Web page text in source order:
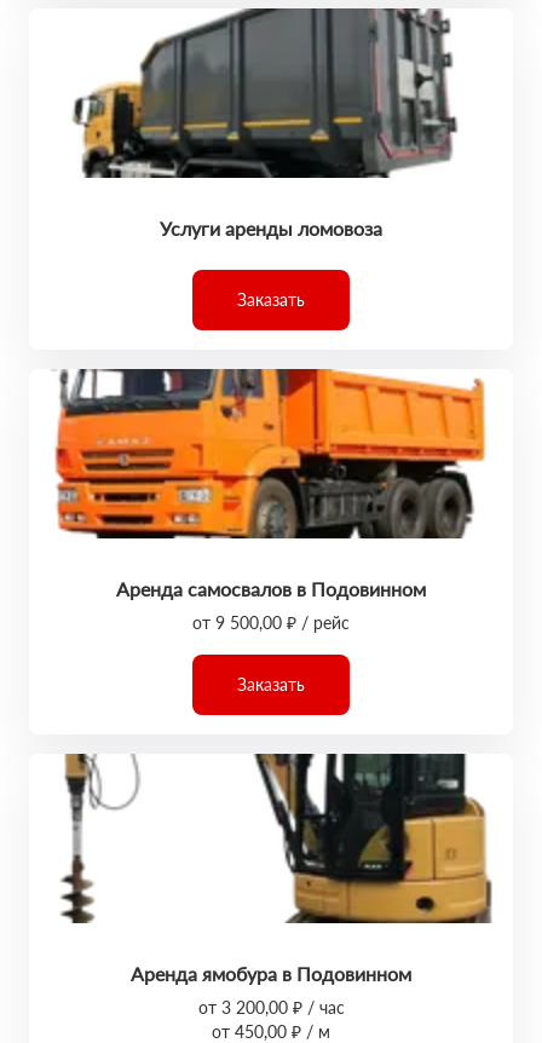
Услуги аренды ломовоза
Заказать
Аренда самосвалов в Подовинном
от 9 500,00 ₽ / рейс
Заказать
Аренда ямобура в Подовинном
от 3 200,00 ₽ / час
от 450,00 ₽ / м